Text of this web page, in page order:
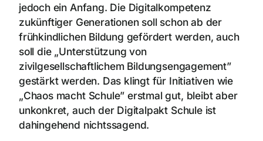
jedoch ein Anfang. Die Digitalkompetenz
zukünftiger Generationen soll schon ab der
frühkindlichen Bildung gefördert werden, auch
soll die „Unterstützung von
zivilgesellschaftlichem Bildungsengagement”
gestärkt werden. Das klingt für Initiativen wie
„Chaos macht Schule” erstmal gut, bleibt aber
unkonkret, auch der Digitalpakt Schule ist
dahingehend nichtssagend.